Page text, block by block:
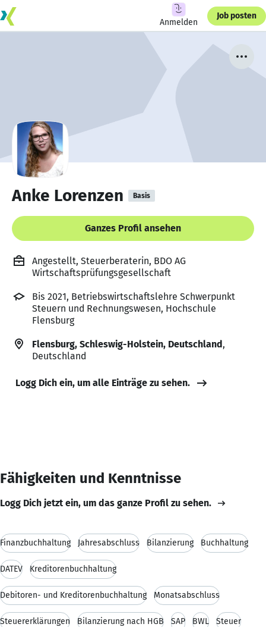
Anmelden
Job posten
Anke Lorenzen Basis
Ganzes Profil ansehen
Angestellt, Steuerberaterin, BDO AG
Wirtschaftsprüfungsgesellschaft
Bis 2021, Betriebswirtschaftslehre Schwerpunkt
Steuern und Rechnungswesen, Hochschule
Flensburg
Flensburg, Schleswig-Holstein, Deutschland,
Deutschland
Logg Dich ein, um alle Einträge zu sehen.
Fähigkeiten und Kenntnisse
Logg Dich jetzt ein, um das ganze Profil zu sehen.
Finanzbuchhaltung Jahresabschluss Bilanzierung Buchhaltung
DATEV Kreditorenbuchhaltung
Debitoren- und Kreditorenbuchhaltung Monatsabschluss
Steuererklärungen Bilanzierung nach HGB SAP BWL Steuer